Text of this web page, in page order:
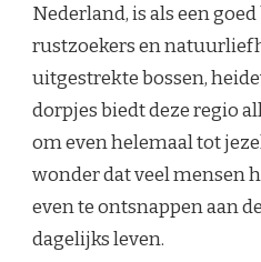
Nederland, is als een
rustzoekers en
uitgestrekte bossen,
dorpjes biedt deze regio
om even helemaal tot
wonder dat veel mensen
even te ontsnappen aan
dagelijks leven.